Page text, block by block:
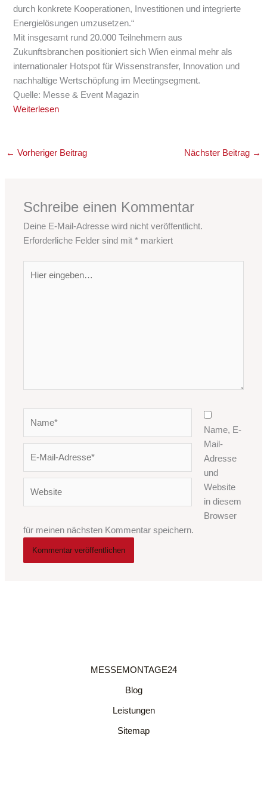
durch konkrete Kooperationen, Investitionen und integrierte
Energielösungen umzusetzen.“
Mit insgesamt rund 20.000 Teilnehmern aus
Zukunftsbranchen positioniert sich Wien einmal mehr als
internationaler Hotspot für Wissenstransfer, Innovation und
nachhaltige Wertschöpfung im Meetingsegment.
Quelle: Messe & Event Magazin
Weiterlesen
← Vorheriger Beitrag Nächster Beitrag →
Schreibe einen Kommentar
Deine E-Mail-Adresse wird nicht veröffentlicht.
Erforderliche Felder sind mit* markiert
eingeben…
Adresse*
Name, E-
Mail-
Adresse
und
Website
in diesem
Browser
für meinen nächsten Kommentar speichern.
MESSEMONTAGE24
Blog
Leistungen
Sitemap